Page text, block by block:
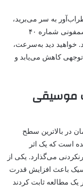
به سر می‌برید،
نمونه‌هایی از موسیقی سبک کلاسیک مثلا سمفونی شماره ۴۰
گوش دهید. خواهید دید به‌سرعت،
کاهش می‌یابد و
موسیقی
در بالاترین سطح
است که یک اثر
می‌گذارد. یکی از
باعث افزایش قدرت
مطالعه ثابت کردند